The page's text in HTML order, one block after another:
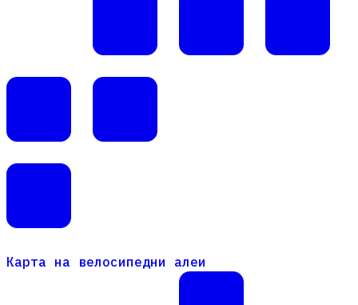
Карта на велосипедни алеи
Карта на велосипедни алеи